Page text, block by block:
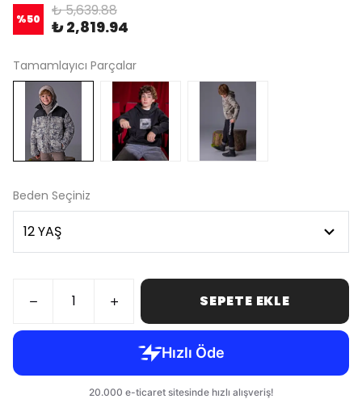
%50 ₺ 5,639.88
₺ 2,819.94
Tamamlayıcı Parçalar
Beden Seçiniz
SEPETE EKLE